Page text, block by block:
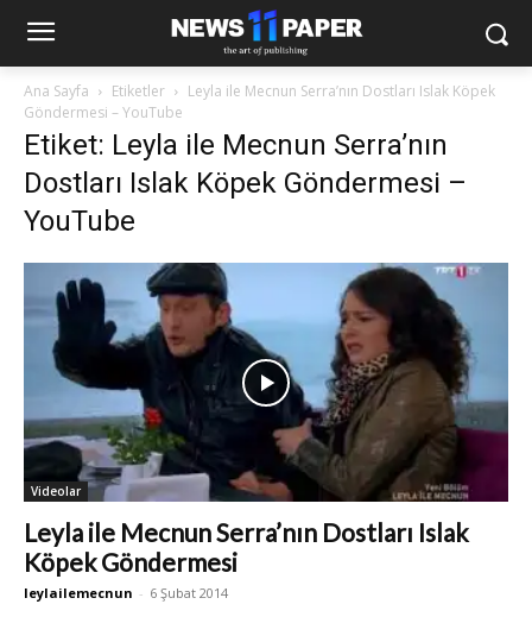
Ana Sayfa Etiketler
Leyla ile Mecnun Serra’nın Dostları Islak Köpek
Göndermesi – YouTube
Etiket: Leyla ile Mecnun Serra’nın
Dostları Islak Köpek Göndermesi –
YouTube
Videolar
Leyla ile Mecnun Serra’nın Dostları Islak
Köpek Göndermesi
leylailemecnun - 6 Şubat 2014